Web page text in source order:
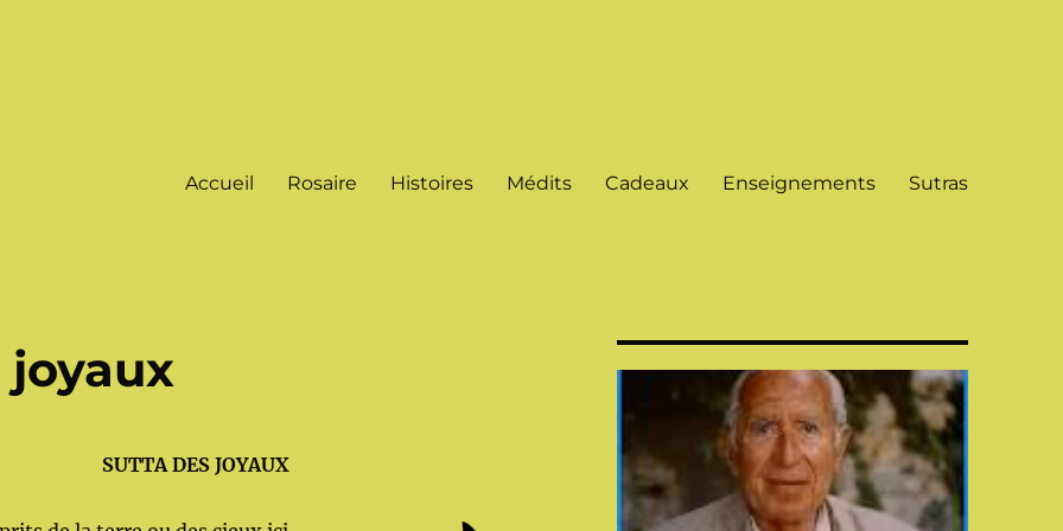
Accueil Rosaire Histoires Médits Cadeaux Enseignements Sutras
joyaux
SUTTA DES JOYAUX